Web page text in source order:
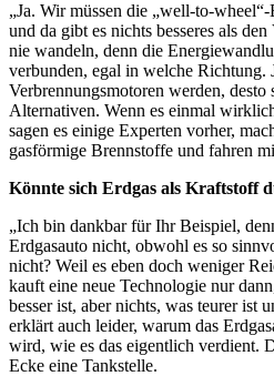
„Ja. Wir müssen die „well-to-
und da gibt es nichts besseres als
nie wandeln, denn die
verbunden, egal in welche Richtung.
Verbrennungsmotoren werden, desto
Alternativen. Wenn es einmal
sagen es einige Experten vorher,
gasförmige Brennstoffe und fahren
Könnte sich Erdgas als Kraftstoff
„Ich bin dankbar für Ihr Beispiel,
Erdgasauto nicht, obwohl es so
nicht? Weil es eben doch weniger
kauft eine neue Technologie nur
besser ist, aber nichts, was teurer ist
erklärt auch leider, warum das
wird, wie es das eigentlich verdient.
Ecke eine Tankstelle.